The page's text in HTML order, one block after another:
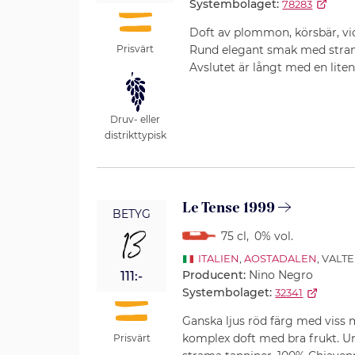
Prisvärt
Druv- eller
distrikttypisk
Systembolaget: 78283
Doft av plommon, körsbär,
Rund elegant smak med
Avslutet är långt med en
BETYG
13
111:-
Prisvärt
Le Tense 1999
75 cl, 0% vol.
ITALIEN,AOSTADALEN,
Producent: Nino Negro
Systembolaget: 32341
Ganska ljus röd färg med viss
komplex doft med bra frukt.